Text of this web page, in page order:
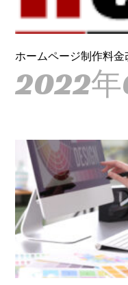
ホームページ制作料
2022年